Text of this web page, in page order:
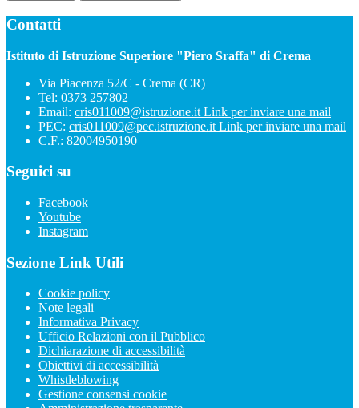
Contatti
Istituto di Istruzione Superiore "Piero Sraffa" di Crema
Via Piacenza 52/C - Crema (CR)
Tel: 0373 257802
Email: cris011009@istruzione.it Link per inviare una mail
PEC: cris011009@pec.istruzione.it Link per inviare una mail
C.F.: 82004950190
Seguici su
Facebook
Youtube
Instagram
Sezione Link Utili
Cookie policy
Note legali
Informativa Privacy
Ufficio Relazioni con il Pubblico
Dichiarazione di accessibilità
Obiettivi di accessibilità
Whistleblowing
Gestione consensi cookie